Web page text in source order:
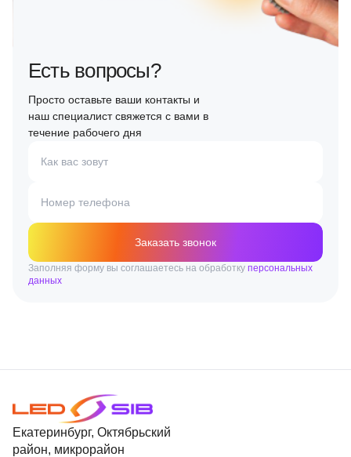
Есть вопросы?
Просто оставьте ваши контакты и
наш специалист свяжется с вами в
течение рабочего дня
Как вас зовут
Номер телефона
Заказать звонок
Заполняя форму вы соглашаетесь на обработку персональных
данных
Екатеринбург, Октябрьский
район, микрорайон